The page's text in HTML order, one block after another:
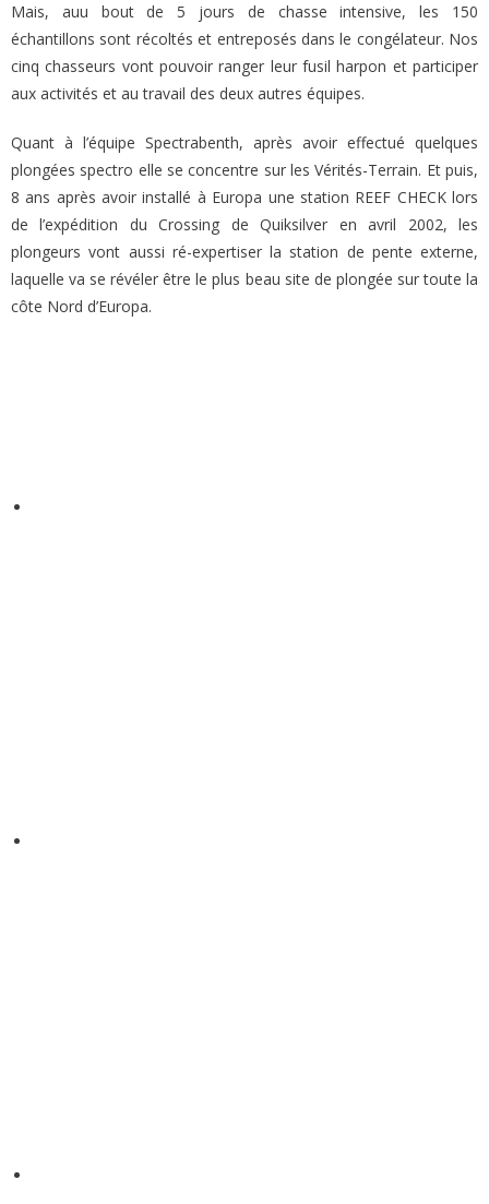
Mais, auu bout de 5 jours de chasse intensive, les 150
échantillons sont récoltés et entreposés dans le congélateur. Nos
cinq chasseurs vont pouvoir ranger leur fusil harpon et participer
aux activités et au travail des deux autres équipes.
Quant à l’équipe Spectrabenth, après avoir effectué quelques
plongées spectro elle se concentre sur les Vérités-Terrain. Et puis,
8 ans après avoir installé à Europa une station REEF CHECK lors
de l’expédition du Crossing de Quiksilver en avril 2002, les
plongeurs vont aussi ré-expertiser la station de pente externe,
laquelle va se révéler être le plus beau site de plongée sur toute la
côte Nord d’Europa.